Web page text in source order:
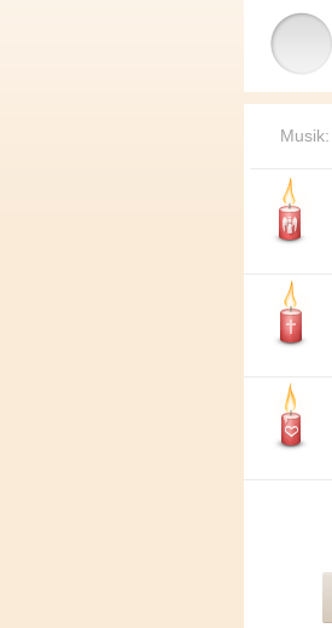
Musik: